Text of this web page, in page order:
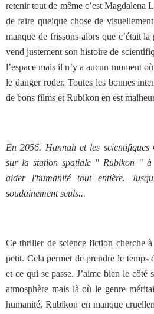
retenir tout de même c’est Magdalena
de faire quelque chose de
manque de frissons alors que c’était
vend justement son histoire de
l’espace mais il n’y a aucun moment
le danger roder. Toutes les bonnes
de bons films et Rubikon en est
En 2056. Hannah et les
sur la station spatiale " Rubikon " à
aider l'humanité tout entière.
soudainement seuls...
Ce thriller de science fiction cherche
petit. Cela permet de prendre le temps
et ce qui se passe. J’aime bien le
atmosphère mais là où le genre
humanité, Rubikon en manque